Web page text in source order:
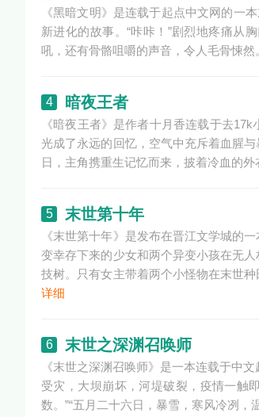
《黑暗文明》是连载于起点中文网的一
新进化的故事。“咔咔！”剧烈地疼痛从
吼，还有骨骼咀嚼的声音，令人毛骨悚然
4 暗夜王者
《暗夜王者》是作者十月香连载于去
光成了永远的回忆，空气中充斥着血腥
日，主角携重生记忆而来，披着冷血的外
5 末世第十年
《末世第十年》是发布在晋江文学城的
变幸存下来的少女和两个异变小孩在无
技树。只有女主带着两个小怪物在末世
详细
6 末世之深渊召唤师
《末世之深渊召唤师》是一本连载于中
受灾，大坝崩坏，河堤破裂，疫情一触
数。”“五月二十六日，暴雪，寒风冷冽